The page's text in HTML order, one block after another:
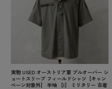
実物 USED オーストリア軍 プルオーバー シ
ョートスリーブ フィールドシャツ【キャン
ペーン対象外】 半袖 【I】 ミリタリー 古着